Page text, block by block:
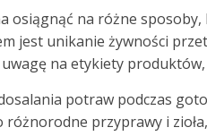
osiągnąć na różne
jest unikanie żywności
na etykiety
potraw podczas
przyprawy i